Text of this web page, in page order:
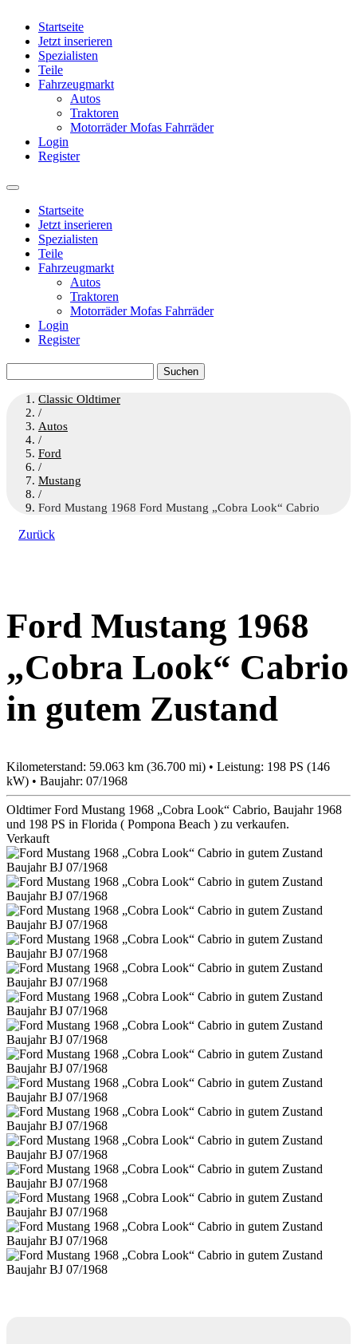
Startseite
Jetzt inserieren
Spezialisten
Teile
Fahrzeugmarkt
Autos
Traktoren
Motorräder Mofas Fahrräder
Login
Register
Startseite
Jetzt inserieren
Spezialisten
Teile
Fahrzeugmarkt
Autos
Traktoren
Motorräder Mofas Fahrräder
Login
Register
nach:
Classic Oldtimer
/
Autos
/
Ford
/
Mustang
/
Ford Mustang 1968 Ford Mustang „Cobra Look“ Cabrio
Zurück
Ford Mustang 1968
„Cobra Look“ Cabrio
in gutem Zustand
Kilometerstand: 59.063 km (36.700 mi) • Leistung: 198 PS (146
kW) • Baujahr: 07/1968
Oldtimer Ford Mustang 1968 „Cobra Look“ Cabrio, Baujahr 1968
und 198 PS in Florida ( Pompona Beach ) zu verkaufen.
Verkauft